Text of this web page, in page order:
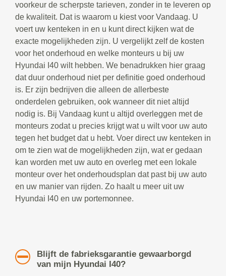
voorkeur de scherpste tarieven, zonder in te leveren op
de kwaliteit. Dat is waarom u kiest voor Vandaag. U
voert uw kenteken in en u kunt direct kijken wat de
exacte mogelijkheden zijn. U vergelijkt zelf de kosten
voor het onderhoud en welke monteurs u bij uw
Hyundai I40 wilt hebben. We benadrukken hier graag
dat duur onderhoud niet per definitie goed onderhoud
is. Er zijn bedrijven die alleen de allerbeste
onderdelen gebruiken, ook wanneer dit niet altijd
nodig is. Bij Vandaag kunt u altijd overleggen met de
monteurs zodat u precies krijgt wat u wilt voor uw auto
tegen het budget dat u hebt. Voer direct uw kenteken in
om te zien wat de mogelijkheden zijn, wat er gedaan
kan worden met uw auto en overleg met een lokale
monteur over het onderhoudsplan dat past bij uw auto
en uw manier van rijden. Zo haalt u meer uit uw
Hyundai I40 en uw portemonnee.
Blijft de fabrieksgarantie gewaarborgd
van mijn Hyundai I40?